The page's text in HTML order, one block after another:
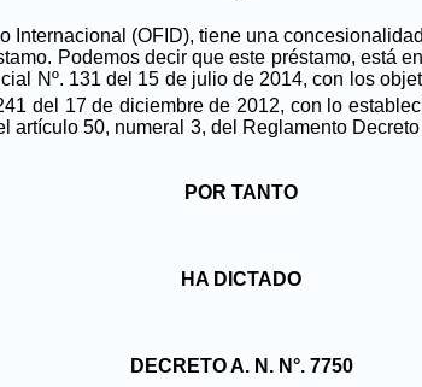
(OFID), tiene una
Podemos decir que este préstamo, está
Nº. 131 del 15 de julio de 2014, con los
del 17 de diciembre de 2012, con lo
50, numeral 3, del Reglamento
POR TANTO
HA DICTADO
DECRETO A. N. N°. 7750